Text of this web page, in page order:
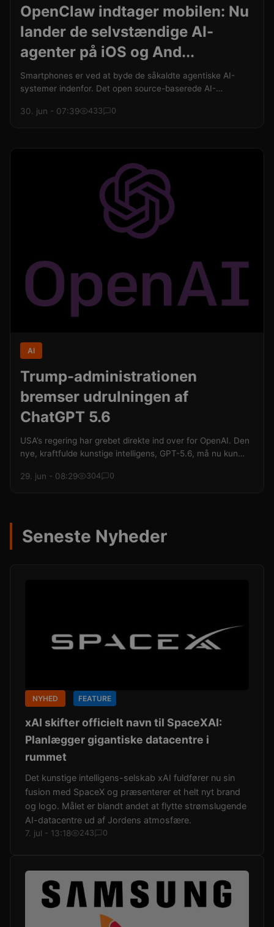
OpenClaw indtager mobilen: Nu
lander de selvstændige AI-
agenter på iOS og And...
Smartphones er ved at byde de såkaldte agentiske AI-
systemer indenfor. Det open source-baserede AI-
officielle, selvstændige apps til både iOS og Android.
30. jun - 07:39 433 0
AI
Trump-administrationen
bremser udrulningen af
ChatGPT 5.6
USA’s regering har grebet direkte ind over for OpenAI. Den
nye, kraftfulde kunstige intelligens, GPT-5.6, må nu kun
er godkendt af Det Hvide Hus.
29. jun - 08:29 304 0
Seneste Nyheder
NYHED FEATURE
xAI skifter officielt navn til SpaceXAI:
Planlægger gigantiske datacentre i
rummet
Det kunstige intelligens-selskab xAI fuldfører nu sin
fusion med SpaceX og præsenterer et helt nyt brand
og logo. Målet er blandt andet at flytte strømslugende
AI-datacentre ud af Jordens atmosfære.
7. jul - 13:18 243 0